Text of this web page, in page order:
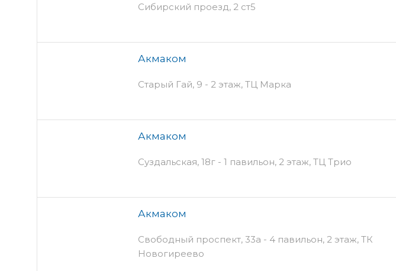
Сибирский проезд, 2 ст5
Акмаком
Старый Гай, 9 - 2 этаж, ТЦ Марка
Акмаком
Суздальская, 18г - 1 павильон, 2 этаж, ТЦ Трио
Акмаком
Свободный проспект, 33а - 4 павильон, 2 этаж, ТК
Новогиреево